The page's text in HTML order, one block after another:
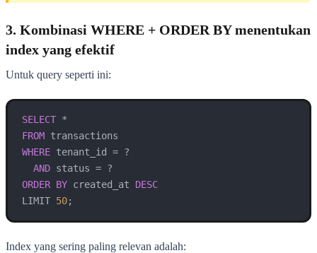
3. Kombinasi WHERE + ORDER BY menentukan
index yang efektif
Untuk query seperti ini:
SELECT *
FROM
WHERE tenant_id = ?
AND status =
ORDER BY created_at DESC
LIMIT 50;
Index yang sering paling relevan adalah: